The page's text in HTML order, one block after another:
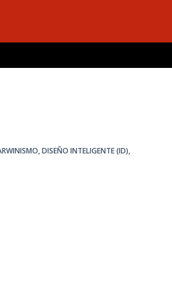
,DISEÑO INTELIGENTE (ID),